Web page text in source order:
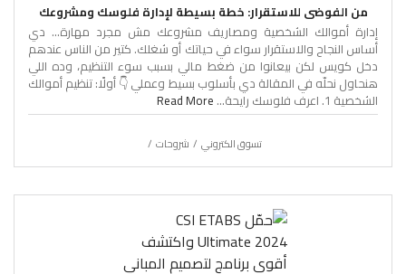
من الفوضى للاستقرار: خطة بسيطة لإدارة فلوسك ومشروعك
إدارة أموالك الشخصية ومصاريف مشروعك مش مجرد مهارة… دي
أساس النجاح والاستقرار سواء في حياتك أو شغلك. كتير من الناس عندهم
دخل كويس لكن بيعانوا من ضغط مالي بسبب سوء التنظيم، وده اللي
هنحاول نحلّه في المقالة دي بأسلوب بسيط وعملي 👇 أولًا: تنظيم أموالك
الشخصية 1. اعرف فلوسك رايحة... Read More
تسوق الكتروني شروحات